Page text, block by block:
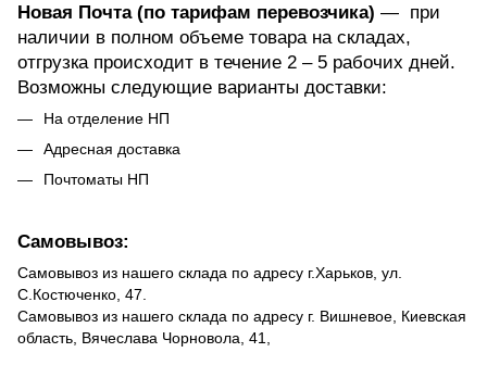
Новая Почта (по тарифам перевозчика) — при
наличии в полном объеме товара на складах,
отгрузка происходит в течение 2 – 5 рабочих дней.
Возможны следующие варианты доставки:
На отделение НП
Адресная доставка
Почтоматы НП
Самовывоз:
Самовывоз из нашего склада по адресу г.Харьков, ул.
С.Костюченко, 47.
Самовывоз из нашего склада по адресу г. Вишневое, Киевская
область, Вячеслава Чорновола, 41,